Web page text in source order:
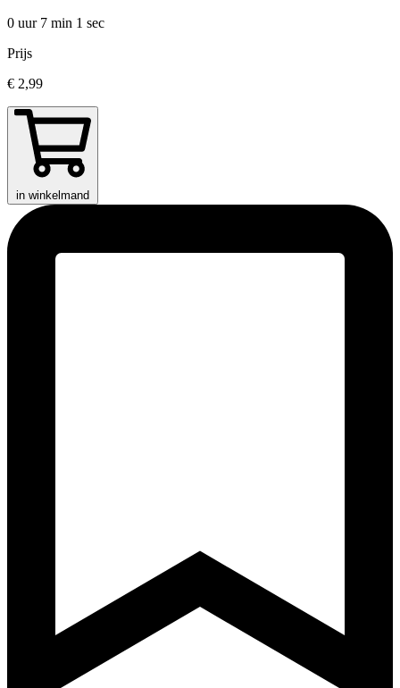
0 uur 7 min 1 sec
Prijs
€ 2,99
in winkelmand